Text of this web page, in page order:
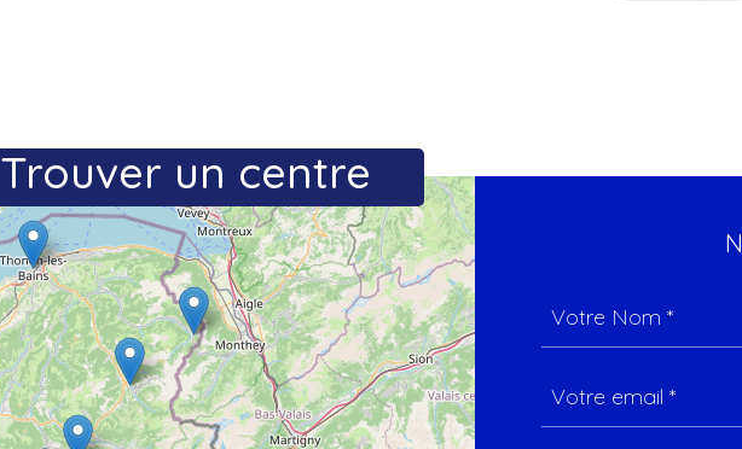
Trouver un centre